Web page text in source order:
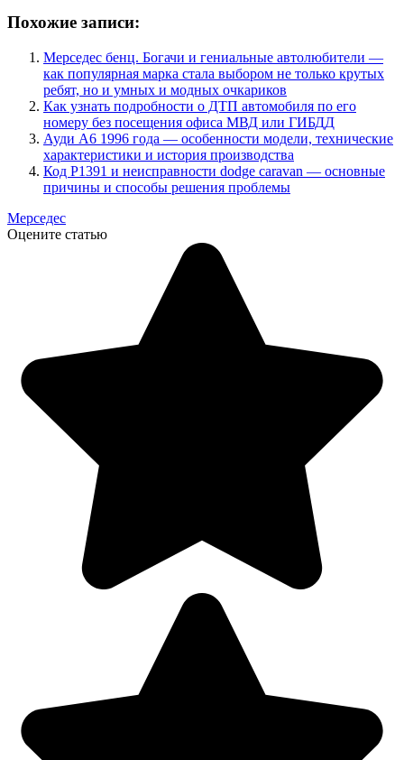
Похожие записи:
Мерседес бенц. Богачи и гениальные автолюбители —
как популярная марка стала выбором не только крутых
ребят, но и умных и модных очкариков
Как узнать подробности о ДТП автомобиля по его
номеру без посещения офиса МВД или ГИБДД
Ауди А6 1996 года — особенности модели, технические
характеристики и история производства
Код P1391 и неисправности dodge caravan — основные
причины и способы решения проблемы
Мерседес
Оцените статью